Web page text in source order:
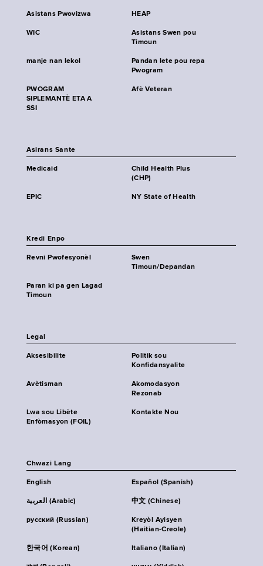
Asistans Pwovizwa HEAP
WIC
Asistans Swen pou
Timoun
manje nan lekol
Pandan lete pou repa
Pwogram
PWOGRAM
SIPLEMANTÈ ETA A
SSI
Afè Veteran
Asirans Sante
Medicaid
Child Health Plus
(CHP)
EPIC NY State of Health
Kredi Enpo
Revni Pwofesyonèl
Swen
Timoun/Depandan
Paran ki pa gen Lagad
Timoun
Legal
Aksesibilite
Politik sou
Konfidansyalite
Avètisman
Akomodasyon
Rezonab
Lwa sou Libète
Enfòmasyon (FOIL)
Kontakte Nou
Chwazi Lang
English Español (Spanish)
العربية (Arabic) 中文 (Chinese)
русский (Russian)
Kreyòl Ayisyen
(Haitian-Creole)
한국어 (Korean) Italiano (Italian)